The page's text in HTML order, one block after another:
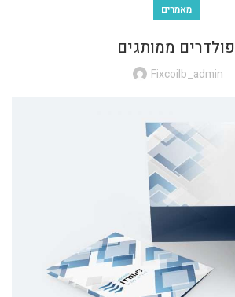
מאמרים
פולדרים ממותגים
Fixcoilb_admin